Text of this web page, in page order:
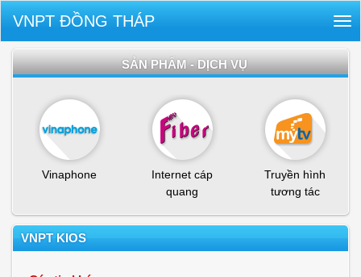
VNPT ĐỒNG THÁP
SẢN PHẨM - DỊCH VỤ
Vinaphone
Internet cáp
quang
Truyền hình
tương tác
VNPT KIOS